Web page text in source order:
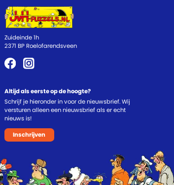
Zuideinde 1h
2371 BP Roelofarendsveen
Altijd als eerste op de hoogte?
Schrijf je hieronder in voor de nieuwsbrief. Wij
versturen alleen een nieuwsbrief als er echt
nieuws is!
Inschrijven